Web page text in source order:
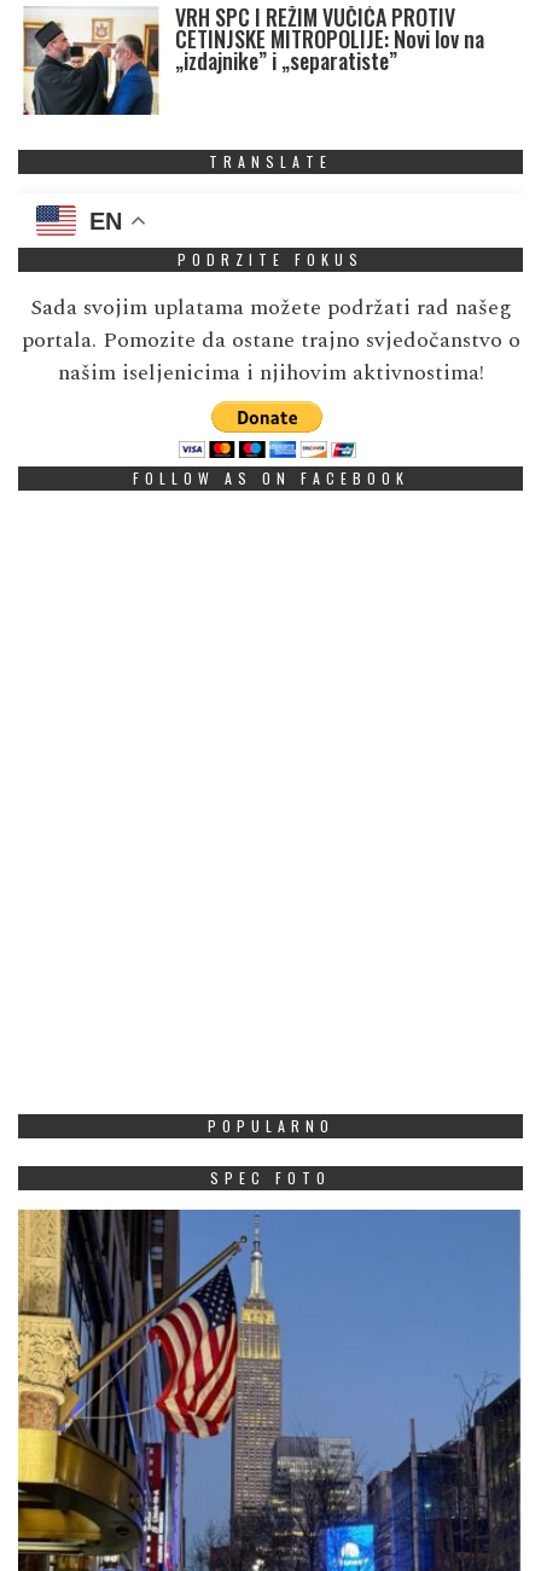
VRH SPC I REŽIM VUČIĆA PROTIV
CETINJSKE MITROPOLIJE: Novi lov na
„izdajnike” i „separatiste”
TRANSLATE
EN
PODRZITE FOKUS
Sada svojim uplatama možete podržati rad našeg
portala. Pomozite da ostane trajno svjedočanstvo o
našim iseljenicima i njihovim aktivnostima!
FOLLOW AS ON FACEBOOK
POPULARNO
SPEC FOTO